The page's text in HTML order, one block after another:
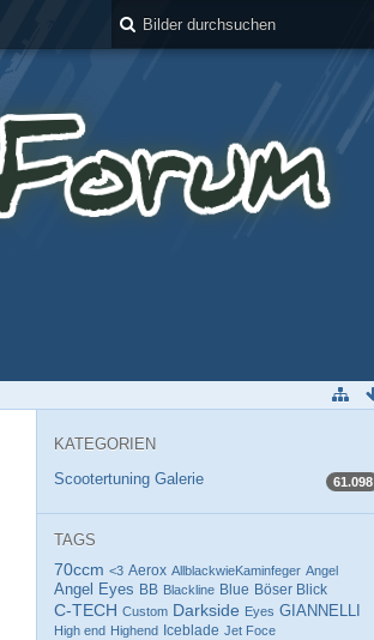
KATEGORIEN
Scootertuning Galerie
61.098
TAGS
70ccm <3 Aerox AllblackwieKaminfeger Angel
Angel Eyes BB Blackline Blue Böser Blick
C-TECH Custom Darkside Eyes GIANNELLI
High end Highend Iceblade Jet Foce